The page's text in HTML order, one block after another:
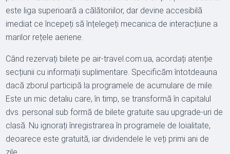
este liga superioară a călătoriilor, dar devine accesibilă
imediat ce începeți să înțelegeți mecanica de interacțiune a
marilor rețele aeriene.
Când rezervați bilete pe air-travel.com.ua, acordați atenție
secțiunii cu informații suplimentare. Specificăm întotdeauna
dacă zborul participă la programele de acumulare de mile.
Este un mic detaliu care, în timp, se transformă în capitalul
dvs. personal sub formă de bilete gratuite sau upgrade-uri de
clasă. Nu ignorați înregistrarea în programele de loialitate,
deoarece este gratuită, iar dividendele le veți primi ani de
zile.